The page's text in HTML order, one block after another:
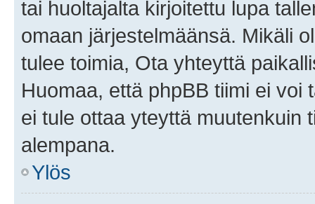
tai huoltajalta kirjoitettu lupa
omaan järjestelmäänsä. Mikäli
tulee toimia, Ota yhteyttä
Huomaa, että phpBB tiimi ei
ei tule ottaa yteyttä muutenkuin
alempana.
Ylös